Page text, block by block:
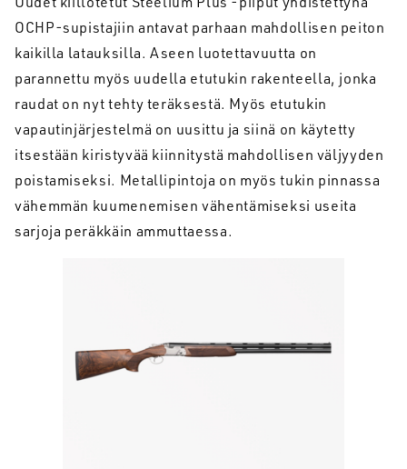
OCHP-supistajiin antavat parhaan mahdollisen peiton
kaikilla latauksilla. Aseen luotettavuutta on
parannettu myös uudella etutukin rakenteella, jonka
raudat on nyt tehty teräksestä. Myös etutukin
vapautinjärjestelmä on uusittu ja siinä on käytetty
itsestään kiristyvää kiinnitystä mahdollisen väljyyden
poistamiseksi. Metallipintoja on myös tukin pinnassa
vähemmän kuumenemisen vähentämiseksi useita
sarjoja peräkkäin ammuttaessa.